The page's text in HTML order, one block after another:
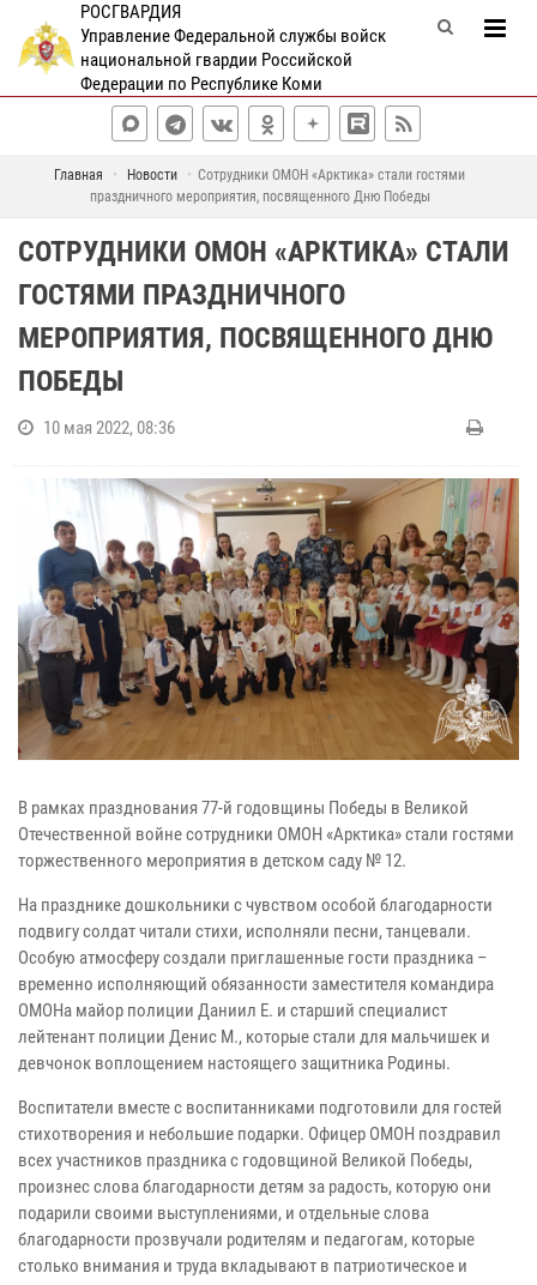
РОСГВАРДИЯ
Управление Федеральной службы войск
национальной гвардии Российской
Федерации по Республике Коми
Главная Новости
Сотрудники ОМОН «Арктика» стали гостями
праздничного мероприятия, посвященного Дню Победы
СОТРУДНИКИ ОМОН «АРКТИКА» СТАЛИ
ГОСТЯМИ ПРАЗДНИЧНОГО
МЕРОПРИЯТИЯ, ПОСВЯЩЕННОГО ДНЮ
ПОБЕДЫ
10 мая 2022, 08:36
В рамках празднования 77-й годовщины Победы в Великой
Отечественной войне сотрудники ОМОН «Арктика» стали гостями
торжественного мероприятия в детском саду № 12.
На празднике дошкольники с чувством особой благодарности
подвигу солдат читали стихи, исполняли песни, танцевали.
Особую атмосферу создали приглашенные гости праздника –
временно исполняющий обязанности заместителя командира
ОМОНа майор полиции Даниил Е. и старший специалист
лейтенант полиции Денис М., которые стали для мальчишек и
девчонок воплощением настоящего защитника Родины.
Воспитатели вместе с воспитанниками подготовили для гостей
стихотворения и небольшие подарки. Офицер ОМОН поздравил
всех участников праздника с годовщиной Великой Победы,
произнес слова благодарности детям за радость, которую они
подарили своими выступлениями, и отдельные слова
благодарности прозвучали родителям и педагогам, которые
столько внимания и труда вкладывают в патриотическое и